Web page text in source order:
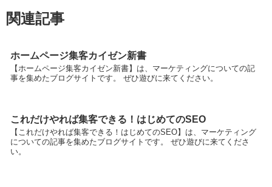
関連記事
ホームページ集客カイゼン新書
【ホームページ集客カイゼン新書】は、マーケティングについての記
事を集めたブログサイトです。 ぜひ遊びに来てください。
これだけやれば集客できる！はじめてのSEO
【これだけやれば集客できる！はじめてのSEO】は、マーケティング
についての記事を集めたブログサイトです。 ぜひ遊びに来てくださ
い。